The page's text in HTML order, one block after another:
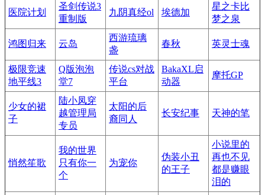
医院计划
圣剑传说3
重制版
九阴真经ol 埃德加
星之卡比
梦之泉
鸿图归来 云岛
西游琉璃
盏
春秋 英灵士魂
极限竞速
地平线3
Q版泡泡
堂7
传说cs对战
平台
BakaXL启
动器
摩托GP
少女的裙
子
陆小凤穿
越管理局
专员
太阳的后
裔同人
长安纪事 天神的笔
悄然笙歌
我的世界
只有你一
个
为宠你
伪装小丑
的王子
小说里的
再也不见
都是赚眼
泪的